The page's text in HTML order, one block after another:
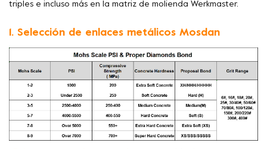
triples e incluso más en la matriz de molienda Werkmaster.
1. Selección de enlaces metálicos Mosdan